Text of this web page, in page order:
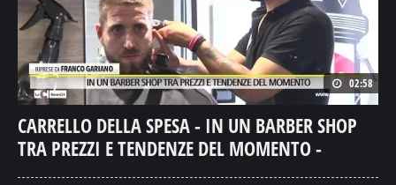
02:58
CARRELLO DELLA SPESA - IN UN BARBER SHOP
TRA PREZZI E TENDENZE DEL MOMENTO -